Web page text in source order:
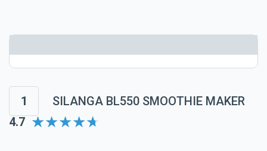
1
SILANGA BL550 SMOOTHIE MAKER
4.7